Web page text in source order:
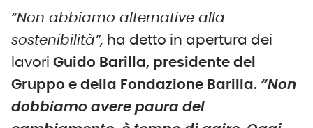
“Non abbiamo alternative alla
sostenibilità”, ha detto in apertura dei
lavori Guido Barilla, presidente del
Gruppo e della Fondazione Barilla. “Non
dobbiamo avere paura del